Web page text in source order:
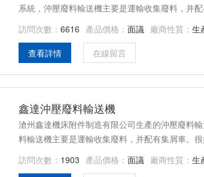
系統，沖壓廢料輸送機主要是運輸收集廢料，并
間。 沖壓廢料輸送機特別適用于重型機床生產線
承、火車輪轂、軋輥等加工切屑的集中輸送。
訪問次數： 6616 產品價格： 面議 廠商性質： 生
查看詳情
在線留言
鑫達沖壓廢料輸送機
滄州鑫達機床附件制造有限公司生產的沖壓廢料
料輸送機主要是運輸收集廢料，并配有集屑車。
于重型機床生產線加工金屬產生的長、卷狀、團
屑的集中輸送。
訪問次數： 1903 產品價格： 面議 廠商性質： 生